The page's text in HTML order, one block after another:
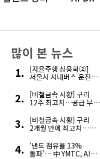
많이 본 뉴스
[자율주행 상용화②]
서울시 시내버스 운전자
해결한다
[비철금속 시황] 구리
12주 최고치…공급 부족
[비철금속 시황] 구리
2개월 만에 최고치…
우려 확대
‘낸드 점유율 13%
돌파’… 中 YMTC, AI